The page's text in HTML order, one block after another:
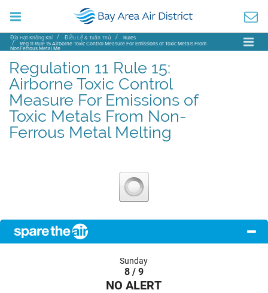
Địa Hạt Không Khí Điều Lệ & Tuân Thủ Rules
Reg 11 Rule 15 Airborne Toxic Control Measure For Emissions of Toxic Metals From
NonFerrous Metal Me
Regulation 11 Rule 15:
Airborne Toxic Control
Measure For Emissions of
Toxic Metals From Non-
Ferrous Metal Melting
Sunday
8 / 9
NO ALERT